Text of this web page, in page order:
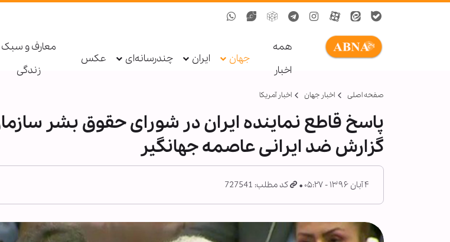
همه
اخبار
جهان ایران چندرسانه‌ای عکس
معارف و سبک
زندگی
صفحه اصلی اخبار جهان اخبار آمریکا
پاسخ قاطع نماینده ایران در شورای حقوق بشر
گزارش ضد ایرانی عاصمه جهانگیر
۴ آبان ۱۳۹۶ - ۰۵:۲۷ کد مطلب: 727541
حرم